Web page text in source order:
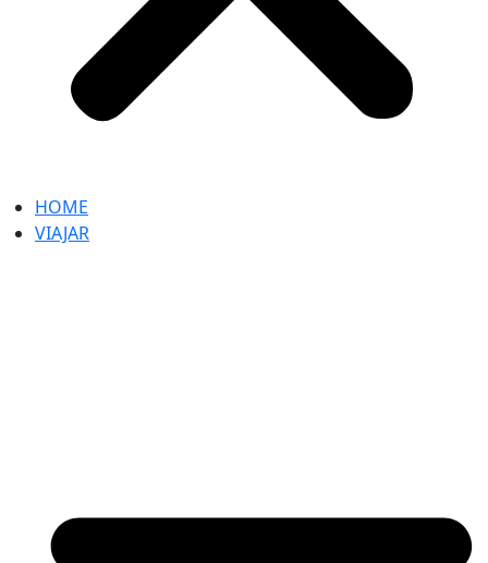
HOME
VIAJAR